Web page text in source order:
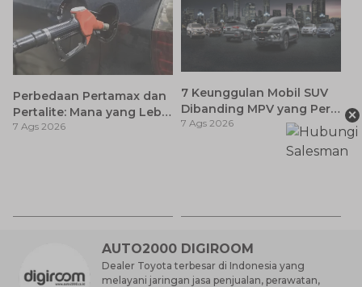
Perbedaan Pertamax dan
Pertalite: Mana yang Lebih
Baik untuk Mobil Toyota
7 Ags 2026
7 Keunggulan Mobil SUV
Dibanding MPV yang Perlu
Anda Ketahui
7 Ags 2026
AUTO2000 DIGIROOM
Dealer Toyota terbesar di Indonesia yang
melayani jaringan jasa penjualan, perawatan,
×